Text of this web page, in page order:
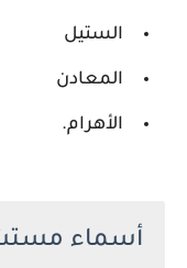
الستيل
المعادن
الأهرام.
أسماء